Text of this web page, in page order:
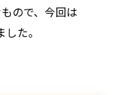
ので、今回は
た。